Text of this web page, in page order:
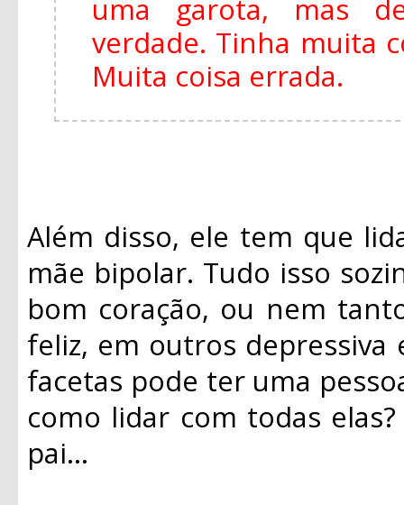
uma garota, mas
verdade. Tinha muita
Muita coisa errada.
Além disso, ele tem que
mãe bipolar. Tudo isso
bom coração, ou nem
feliz, em outros
facetas pode ter uma
como lidar com todas
pai...